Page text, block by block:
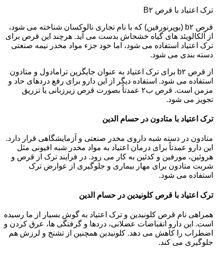
ترک اعتیاد با قرص B۲
قرص b۲ (بوپرنورفین) که با نام تجاری نالوکسان شناخته می شود،
از آلکالویئد های گیاه خشخاش بدست می آید. هرچند این قرص برای
ترک اعتیاد استفاده می شود، اما خود جزء مواد مخدر نیمه صنعتی
دسته بندی می شود.
از قرص b۲ برای ترک اعتیاد به عنوان جایگزین ترامادول و متادون
استفاده می شود. استفاده دیگر از این دارو برای رفع دردهای حاد و
مزمن است. قرص ب۲ عمدتاً بصورت قرص زیرزبانی یا تزریق
تجویز می شود.
ترک اعتیاد با متادون در حسام الدین
متادون در دسته شبه داروی مخدر صنعتی و آزمایشگاهی قرار دارد.
این دارو عمدتاً برای درمان اعتیاد به مواد مخدر شبه افیونی مثل
هروئین، مورفین و کدئین به کار می رود. در فرایند ترک از قرص و
شربت متادون برای مهار بیماری و جلوگیری از عوارض ترک
استفاده می شود.
ترک اعتیاد با قرص کلونیدین در حسام الدین
همراهی نام قرص کلونیدین و ترک اعتیاد به گوش بسیار از ما رسیده
است. این دارو انقباضات عضلانی، دردها و گرفتگی ها، عرق کردن و
اضطراب را کاهش می دهد. کلونیدین همچنین از تشنج و لرزش هم
جلوگیری می کند.